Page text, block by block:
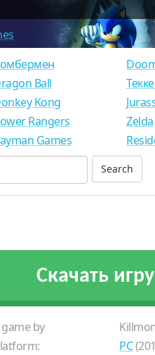
Ball
Kong
Rangers
Games
Zelda
Скачать игру
game by
PC